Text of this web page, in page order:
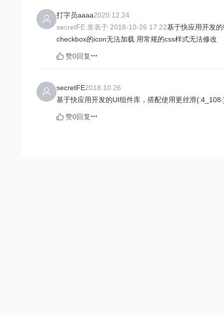
打字员aaaa2020.12.24
secretFE 发表于 2018-10-26 17:22基于快应用开发
checkbox的icon无法加载 用常规的css样式无法修改
赞0回复
secretFE2018.10.26
基于快应用开发的UI组件库，搭配使用更丝滑
赞0回复